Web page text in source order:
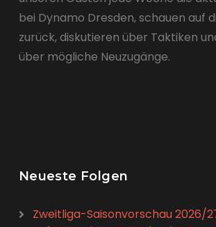
bei Dynamo Dresden, schauen auf
zurück, diskutieren über Taktiken
über mögliche Neuzugänge.
Neueste Folgen
Zweitliga-Saisonvorschau 2026/